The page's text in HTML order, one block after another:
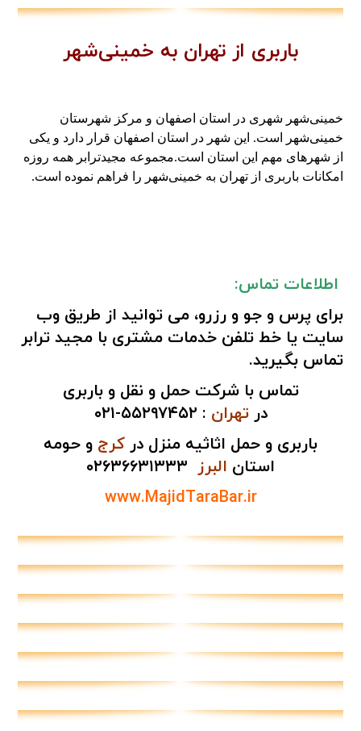
باربری از تهران به خمینی‌شهر
خمینی‌شهر شهری در استان اصفهان و مرکز شهرستان
خمینی‌شهر است. این شهر در استان اصفهان قرار دارد و یکی
از شهرهای مهم این استان است.مجموعه مجیدترابر همه روزه
امکانات باربری از تهران به خمینی‌شهر را فراهم نموده است.
اطلاعات تماس:
برای پرس و جو و رزرو، می توانید از طریقوب
سایت یاخط تلفن خدمات مشتری با مجید ترابر
تماس بگیرید.
تماس با شرکت حمل و نقل و باربری
درتهران :
باربری و حمل اثاثیه منزل در کرج و حومه
استان البرز ۰۲۶۳۶۶۳۱۳۳۳
www.MajidTaraBar.ir